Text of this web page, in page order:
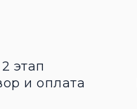
2 этап
и оплата